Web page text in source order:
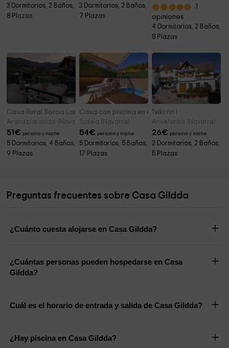
3 Dormitorios, 2 Baños,
8 Plazas
3 Dormitorios, 2 Baños,
7 Plazas
opiniones
4 Dormitorios, 2 Baños,
8 Plazas
Casa Rural Soroa Landetxea
Aranaz/arantza (Navarra)
51€ persona y noche
5 Dormitorios, 4 Baños,
9 Plazas
Casa con piscina en el centro de Tudela
Tudela (Navarra)
54€ persona y noche
5 Dormitorios, 5 Baños,
17 Plazas
Txikirrin I
Arive/aribe (Navarra)
26€ persona y noche
2 Dormitorios, 2 Baños,
5 Plazas
Preguntas frecuentes sobre Casa Gildda
¿Cuánto cuesta alojarse en Casa Gildda?
¿Cuántas personas pueden hospedarse en Casa
Gildda?
Cuál es el horario de entrada y salida de Casa Gildda?
¿Hay piscina en Casa Gildda?